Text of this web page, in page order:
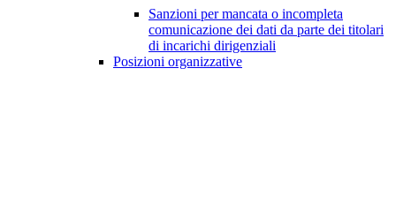
Sanzioni per mancata o incompleta
comunicazione dei dati da parte dei titolari
di incarichi dirigenziali
Posizioni organizzative